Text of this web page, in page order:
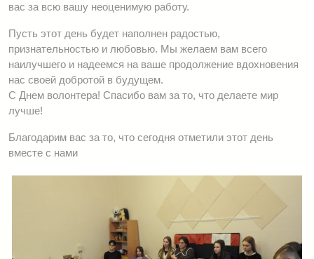
вас за всю вашу неоценимую работу.
Пусть этот день будет наполнен радостью,
признательностью и любовью. Мы желаем вам всего
наилучшего и надеемся на ваше продолжение вдохновения
нас своей добротой в будущем.
С Днем волонтера! Спасибо вам за то, что делаете мир
лучше!
Благодарим вас за то, что сегодня отметили этот день
вместе с нами